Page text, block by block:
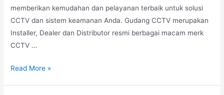
memberikan kemudahan dan pelayanan terbaik untuk solusi
CCTV dan sistem keamanan Anda. Gudang CCTV merupakan
Installer, Dealer dan Distributor resmi berbagai macam merk
CCTV …
Read More »